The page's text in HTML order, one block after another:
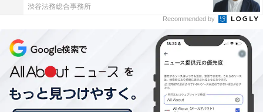
渋谷法務総合事務所
Recommended by